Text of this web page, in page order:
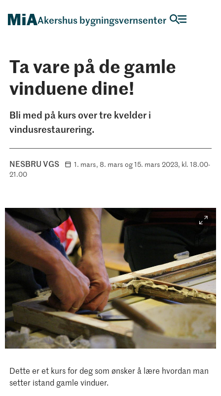
Akershus bygningsvernsenter
Ta vare på de gamle
vinduene dine!
Bli med på kurs over tre kvelder i
vindusrestaurering.
NESBRU VGS
1. mars, 8. mars og 15. mars 2023, kl. 18.00-
21.00
Dette er et kurs for deg som ønsker å lære hvordan man
setter istand gamle vinduer.